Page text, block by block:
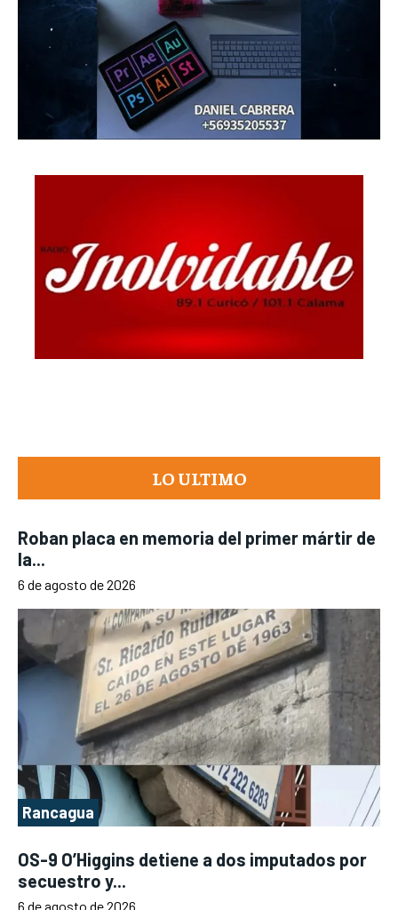
LO ULTIMO
Roban placa en memoria del primer mártir de
la...
6 de agosto de 2026
Rancagua
OS-9 O’Higgins detiene a dos imputados por
secuestro y...
6 de agosto de 2026